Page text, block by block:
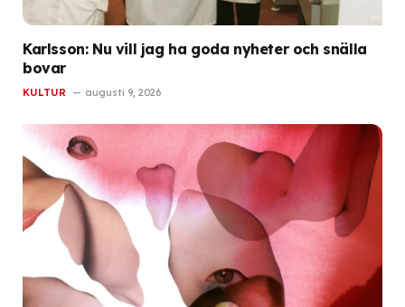
Karlsson: Nu vill jag ha goda nyheter och snälla
bovar
KULTUR augusti 9, 2026